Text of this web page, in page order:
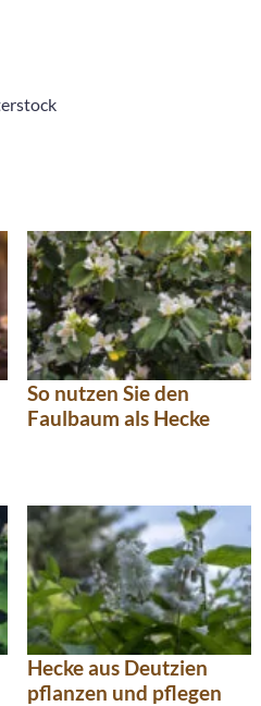
So nutzen Sie den
Faulbaum als Hecke
Hecke aus Deutzien
pflanzen und pflegen